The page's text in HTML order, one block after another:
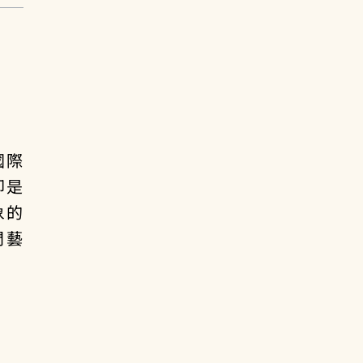
際
是
的
藝